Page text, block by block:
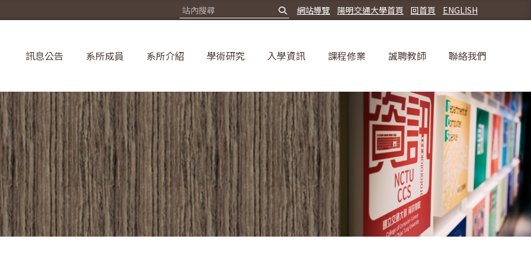
ENGLISH
回首頁
陽明交通大學首頁
網站導覽
訊息公告 系所成員 系所介紹 學術研究 入學資訊 課程修業 誠聘教師 聯絡我們